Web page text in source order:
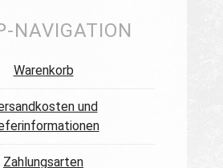
NAVIGATION
Warenkorb
und
Zahlungsarten